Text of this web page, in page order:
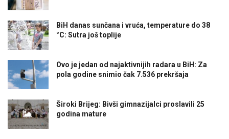
BiH danas sunčana i vruća, temperature do 38
°C: Sutra još toplije
Ovo je jedan od najaktivnijih radara u BiH: Za
pola godine snimio čak 7.536 prekršaja
Široki Brijeg: Bivši gimnazijalci proslavili 25
godina mature